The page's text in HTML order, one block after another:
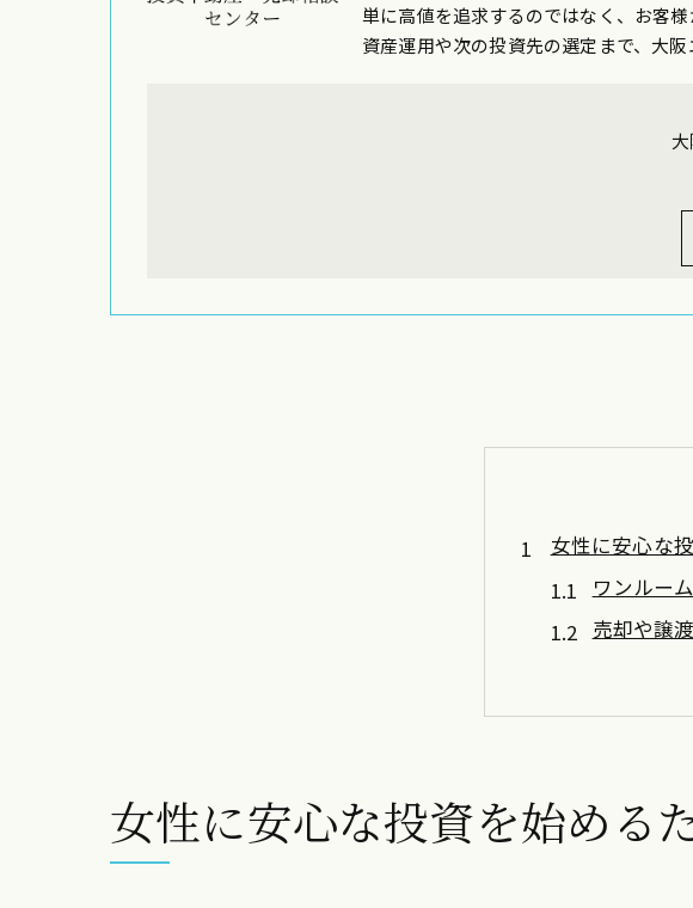
単に高値を追求するのではなく、お客
資産運用や次の投資先の選定まで、大
女性に安心な
ワンルー
売却や譲
女性投資
投資初心
女性向け
ワンルームマ
女性に安心な投資を始める